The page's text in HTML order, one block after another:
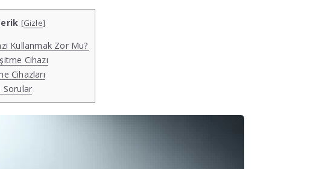
[Gizle]
Kullanmak Zor Mu?
Cihazı
Cihazları
Sorular